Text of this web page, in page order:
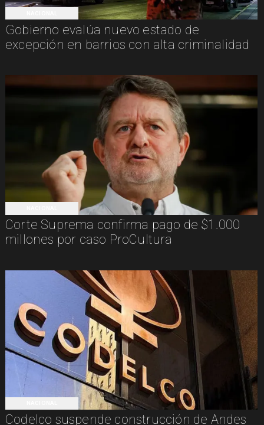
Gobierno evalúa nuevo estado de
excepción en barrios con alta criminalidad
Corte Suprema confirma pago de $1.000
millones por caso ProCultura
Codelco suspende construcción de Andes